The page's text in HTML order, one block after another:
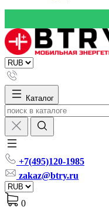
Каталог
+7(495)120-1985
zakaz@btry.ru
0